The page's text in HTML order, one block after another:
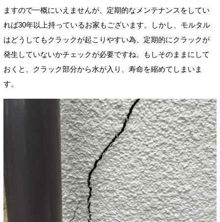
ますので一概にいえませんが、定期的なメンテナンスをしてい
れば30年以上持っているお家もございます。しかし、モルタル
はどうしてもクラックが起こりやすい為、定期的にクラックが
発生していないかチェックが必要ですね。もしそのままにして
おくと、クラック部分から水が入り、寿命を縮めてしまいま
す。